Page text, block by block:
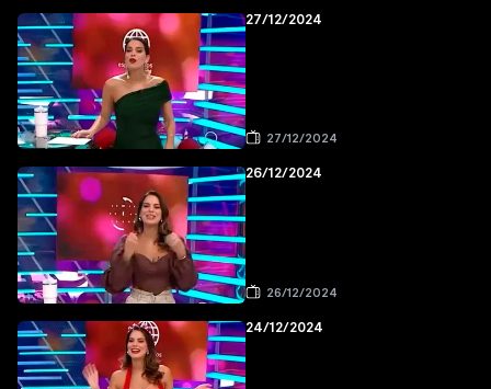
27/12/2024
27/12/2024
26/12/2024
26/12/2024
24/12/2024